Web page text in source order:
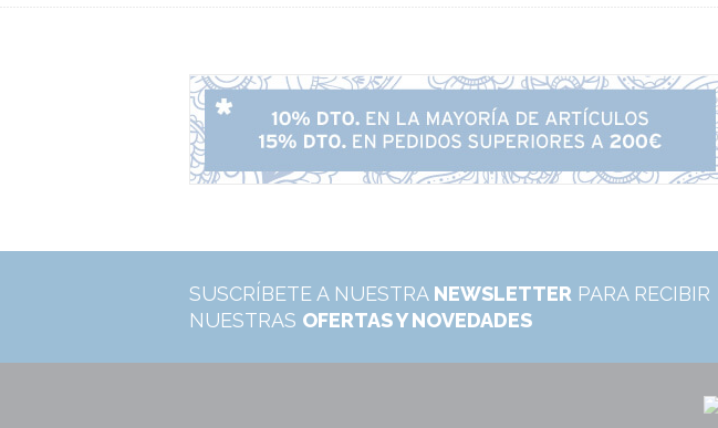
SUSCRÍBETE A NUESTRA NEWSLETTER PARA RECIBIR
NUESTRAS OFERTAS Y NOVEDADES